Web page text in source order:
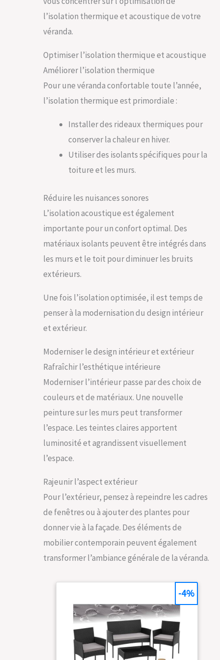
l’isolation thermique et acoustique de votre
véranda.
Optimiser l’isolation thermique et acoustique
Améliorer l’isolation thermique
Pour une véranda confortable toute l’année,
l’isolation thermique est primordiale :
Installer des rideaux thermiques pour
conserver la chaleur en hiver.
Utiliser des isolants spécifiques pour la
toiture et les murs.
Réduire les nuisances sonores
L’isolation acoustique est également
importante pour un confort optimal. Des
matériaux isolants peuvent être intégrés dans
les murs et le toit pour diminuer les bruits
extérieurs.
Une fois l’isolation optimisée, il est temps de
penser à la modernisation du design intérieur
et extérieur.
Moderniser le design intérieur et extérieur
Rafraîchir l’esthétique intérieure
Moderniser l’intérieur passe par des choix de
couleurs et de matériaux. Une nouvelle
peinture sur les murs peut transformer
l’espace. Les teintes claires apportent
luminosité et agrandissent visuellement
l’espace.
Rajeunir l’aspect extérieur
Pour l’extérieur, pensez à repeindre les cadres
de fenêtres ou à ajouter des plantes pour
donner vie à la façade. Des éléments de
mobilier contemporain peuvent également
transformer l’ambiance générale de la véranda.
-4%